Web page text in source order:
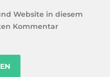
Website in diesem
Kommentar